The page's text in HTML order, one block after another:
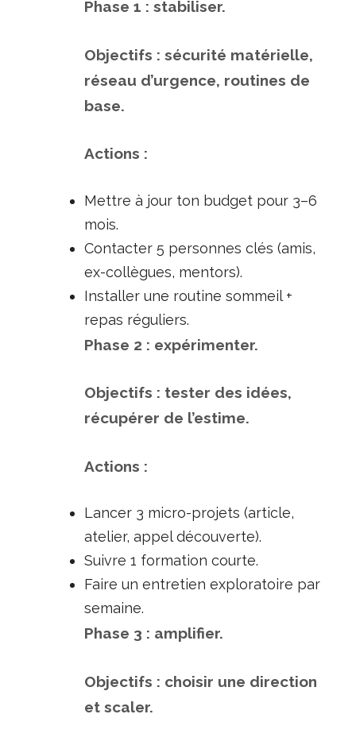
Phase 1 : stabiliser.
Objectifs : sécurité matérielle,
réseau d’urgence, routines de
base.
Actions :
Mettre à jour ton budget pour 3–6
mois.
Contacter 5 personnes clés (amis,
ex-collègues, mentors).
Installer une routine sommeil +
repas réguliers.
Phase 2 : expérimenter.
Objectifs : tester des idées,
récupérer de l’estime.
Actions :
Lancer 3 micro-projets (article,
atelier, appel découverte).
Suivre 1 formation courte.
Faire un entretien exploratoire par
semaine.
Phase 3 : amplifier.
Objectifs : choisir une direction
et scaler.